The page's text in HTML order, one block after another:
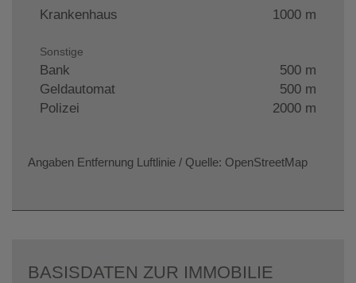
Krankenhaus
1000 m
Sonstige
Bank
500 m
Geldautomat
500 m
Polizei
2000 m
Angaben Entfernung Luftlinie / Quelle: OpenStreetMap
BASISDATEN ZUR IMMOBILIE